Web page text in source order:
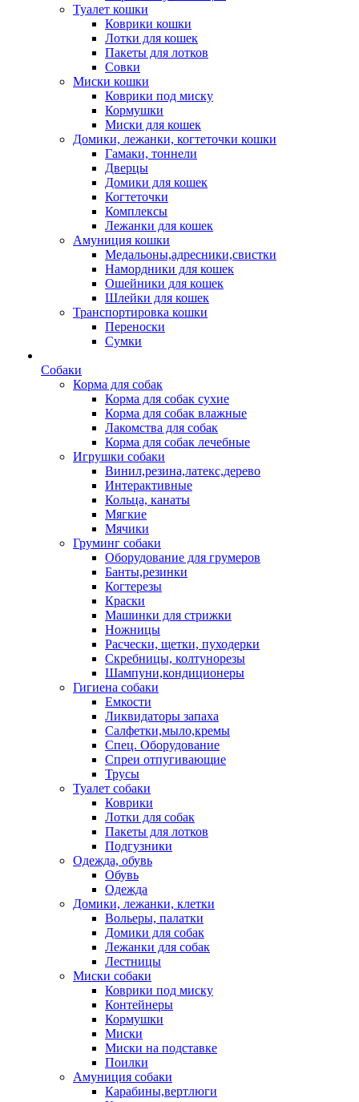
Туалет кошки
Коврики кошки
Лотки для кошек
Пакеты для лотков
Совки
Миски кошки
Коврики под миску
Кормушки
Миски для кошек
Домики, лежанки, когтеточки кошки
Гамаки, тоннели
Дверцы
Домики для кошек
Когтеточки
Комплексы
Лежанки для кошек
Амуниция кошки
Медальоны,адресники,свистки
Намордники для кошек
Ошейники для кошек
Шлейки для кошек
Транспортировка кошки
Переноски
Сумки
Собаки
Корма для собак
Корма для собак сухие
Корма для собак влажные
Лакомства для собак
Корма для собак лечебные
Игрушки собаки
Винил,резина,латекс,дерево
Интерактивные
Кольца, канаты
Мягкие
Мячики
Груминг собаки
Оборудование для грумеров
Банты,резинки
Когтерезы
Краски
Машинки для стрижки
Ножницы
Расчески, щетки, пуходерки
Скребницы, колтунорезы
Шампуни,кондиционеры
Гигиена собаки
Емкости
Ликвидаторы запаха
Салфетки,мыло,кремы
Спец. Оборудование
Спреи отпугивающие
Трусы
Туалет собаки
Коврики
Лотки для собак
Пакеты для лотков
Подгузники
Одежда, обувь
Обувь
Одежда
Домики, лежанки, клетки
Вольеры, палатки
Домики для собак
Лежанки для собак
Лестницы
Миски собаки
Коврики под миску
Контейнеры
Кормушки
Миски
Миски на подставке
Поилки
Амуниция собаки
Карабины,вертлюги